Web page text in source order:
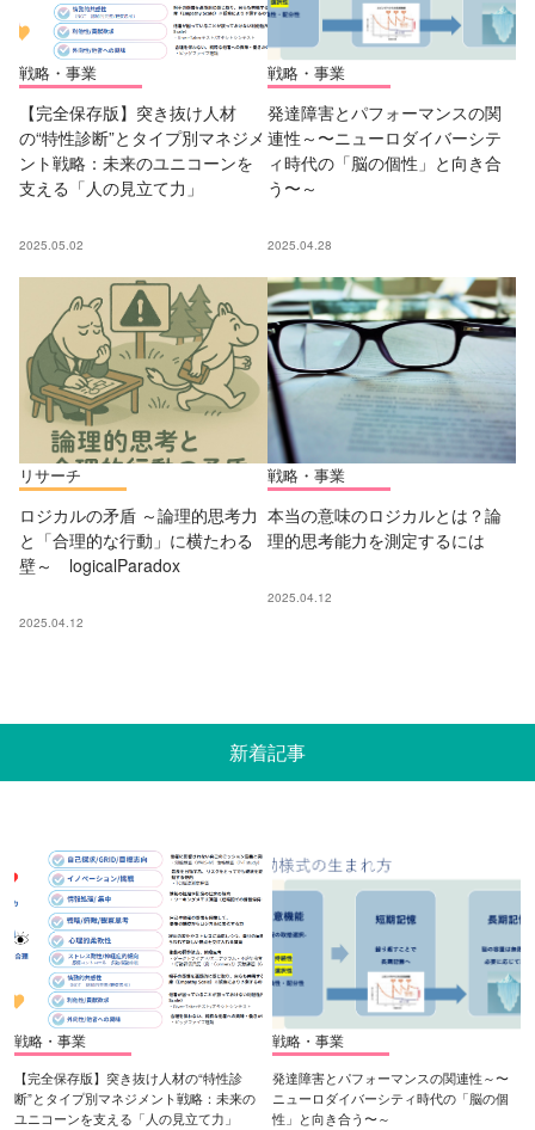
戦略・事業
【完全保存版】突き抜け人材
の“特性診断”とタイプ別マネジメ
ント戦略：未来のユニコーンを
支える「人の見立て力」
2025.05.02
戦略・事業
発達障害とパフォーマンスの関
連性～〜ニューロダイバーシテ
ィ時代の「脳の個性」と向き合
う〜～
2025.04.28
リサーチ
ロジカルの矛盾 ～論理的思考力
と「合理的な行動」に横たわる
壁～ logicalParadox
2025.04.12
戦略・事業
本当の意味のロジカルとは？論
理的思考能力を測定するには
2025.04.12
新着記事
戦略・事業
【完全保存版】突き抜け人材の“特性診
断”とタイプ別マネジメント戦略：未来の
ユニコーンを支える「人の見立て力」
戦略・事業
発達障害とパフォーマンスの関連性～〜
ニューロダイバーシティ時代の「脳の個
性」と向き合う〜～